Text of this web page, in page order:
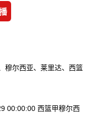
穆尔西亚、莱里达、西篮
00:00:00 西篮甲穆尔西